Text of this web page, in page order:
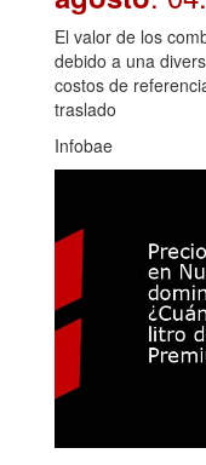
El valor de los
debido a una
costos de
traslado
Infobae